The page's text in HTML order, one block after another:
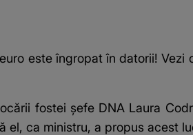
este îngropat în datorii! Vezi
fostei şefe DNA Laura
el, ca ministru, a propus acest